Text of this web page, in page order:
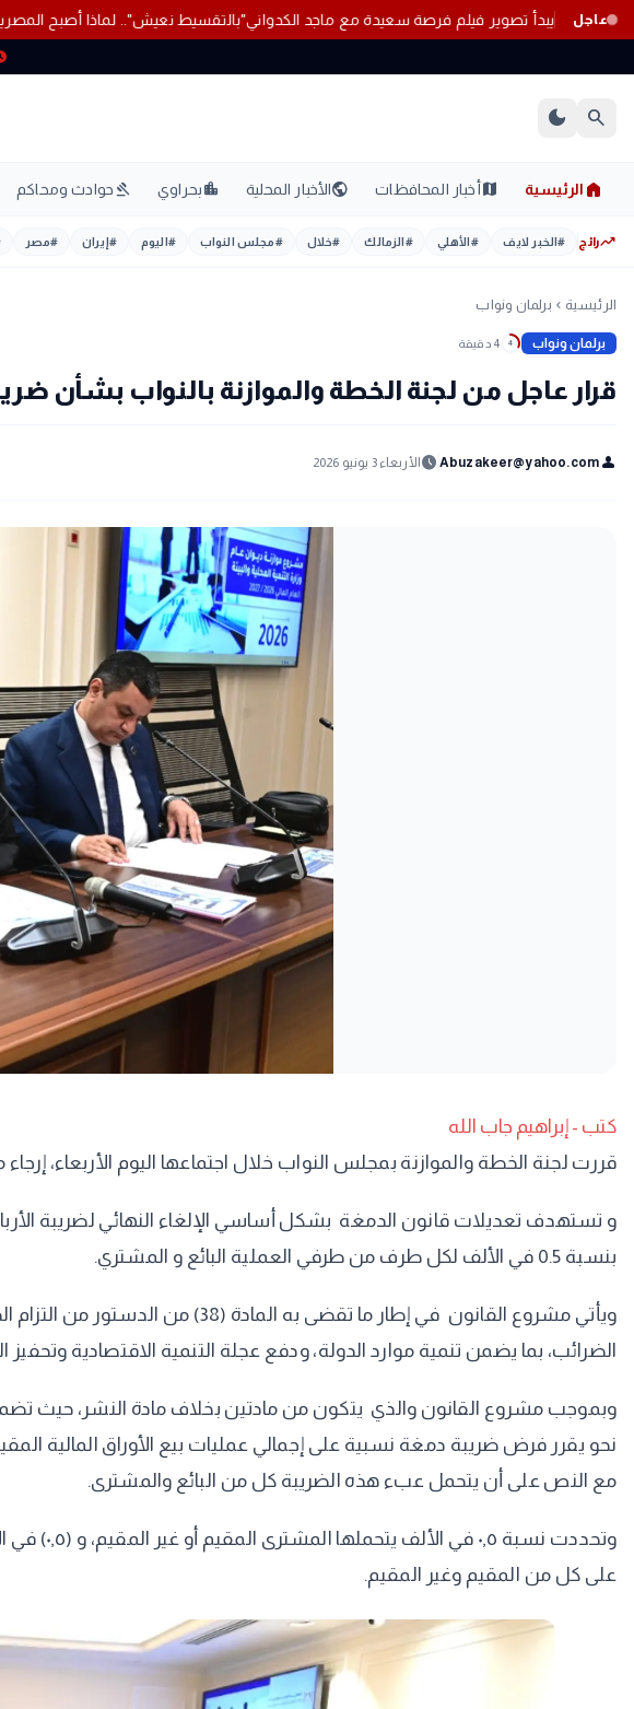
عاجل
بعد غياب 13 عامًا.. أحمد مكي يبدأ تصوير فيلم فرصة سعيدة مع ماجد الكدواني "بالتقسيط نعيش"..
search
dark_mode
home الرئيسية mapأخبار المحافظات publicالأخبار المحلية location_cityبحراوي gavelحوادث ومحاكم
trending_upرائج #الخبر لايف #الأهلي #الزمالك #خلال #مجلس النواب #اليوم #إيران #مصر
الرئيسية chevron_left برلمان ونواب
برلمان ونواب 4 4 دقيقة
قرار عاجل من لجنة الخطة والموازنة بالنواب بشأن
person
Abuzakeer@yahoo.com
schedule الأربعاء 3 يونيو 2026
كتب - إبراهيم جاب الله
قررت لجنة الخطة والموازنة بمجلس النواب خلال اجتماعها اليوم الأربعاء، إرجاء مناقشة
و تستهدف تعديلات قانون الدمغة بشكل أساسي الإلغاء النهائي لضريبة الأرباح
بنسبة 0.5 في الألف لكل طرف من طرفي العملية البائع و المشتري.
ويأتي مشروع القانون في إطار ما
الضرائب، بما يضمن تنمية موارد الدولة، ودفع عجلة التنمية الاقتصادية وتحفيز
نحو يقرر فرض ضريبة دمغة نسبية على إجمالي عمليات بيع الأوراق المالية
مع النص على أن يتحمل عبء هذه الضريبة كل من البائع والمشترى.
وتحددت
على كل من المقيم وغير المقيم.